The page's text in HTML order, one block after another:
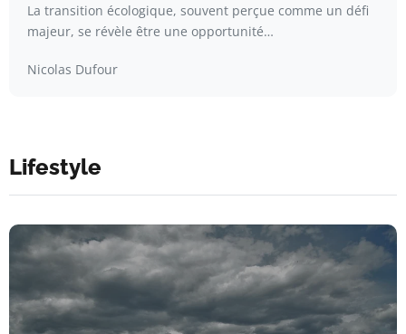
La transition écologique, souvent perçue comme un défi
majeur, se révèle être une opportunité…
Nicolas Dufour
Lifestyle